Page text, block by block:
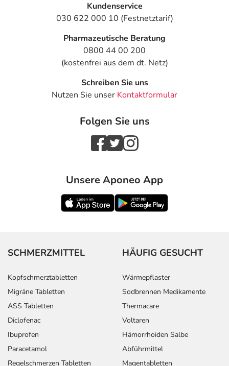
Kundenservice
030 622 000 10 (Festnetztarif)
Pharmazeutische Beratung
0800 44 00 200
(kostenfrei aus dem dt. Netz)
Schreiben Sie uns
Nutzen Sie unser Kontaktformular
Folgen Sie uns
Unsere Aponeo App
SCHMERZMITTEL
Kopfschmerztabletten
Migräne Tabletten
ASS Tabletten
Diclofenac
Ibuprofen
Paracetamol
Regelschmerzen Tabletten
HÄUFIG GESUCHT
Wärmepflaster
Sodbrennen Medikamente
Thermacare
Voltaren
Hämorrhoiden Salbe
Abführmittel
Magentabletten